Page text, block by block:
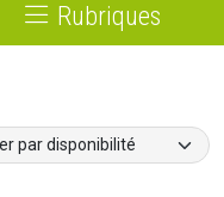
Rubriques